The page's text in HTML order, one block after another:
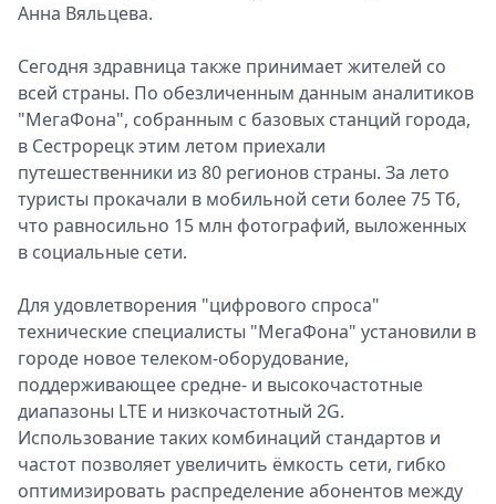
Анна Вяльцева.
Сегодня здравница также принимает жителей со
всей страны. По обезличенным данным аналитиков
"МегаФона", собранным с базовых станций города,
в Сестрорецк этим летом приехали
путешественники из 80 регионов страны. За лето
туристы прокачали в мобильной сети более 75 Тб,
что равносильно 15 млн фотографий, выложенных
в социальные сети.
Для удовлетворения "цифрового спроса"
технические специалисты "МегаФона" установили в
городе новое телеком-оборудование,
поддерживающее средне- и высокочастотные
диапазоны LTE и низкочастотный 2G.
Использование таких комбинаций стандартов и
частот позволяет увеличить ёмкость сети, гибко
оптимизировать распределение абонентов между